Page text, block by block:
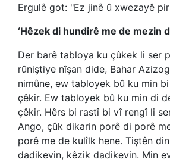
Ergulê got: "Ez jinê û xwezayê
‘Hêzek di hundirê me de mezin
Der barê tabloya ku çûkek li ser
rûniştiye nîşan dide, Bahar
nimûne, ew tabloyek bû ku min
çêkir. Ew tabloyek bû ku min di
çêkir. Hêrs bi rastî bi vî rengî li
Ango, çûk dikarin porê di porê
porê me de kulîlk hene. Tiştên
dadikevin, kêzik dadikevin. Min